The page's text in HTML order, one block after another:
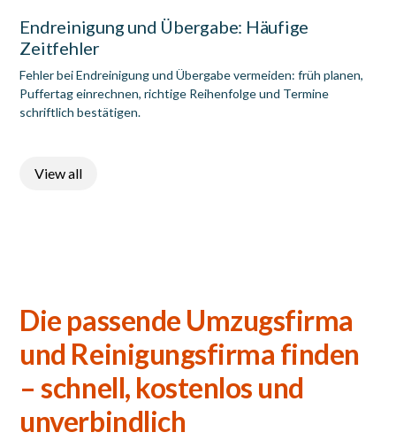
Endreinigung und Übergabe: Häufige
Zeitfehler
Fehler bei Endreinigung und Übergabe vermeiden: früh planen,
Puffertag einrechnen, richtige Reihenfolge und Termine
schriftlich bestätigen.
View all
Die passende Umzugsfirma
und Reinigungsfirma finden
– schnell, kostenlos und
unverbindlich